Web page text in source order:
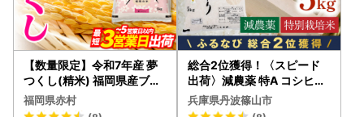
【数量限定】令和7年産 夢
つくし(精米) 福岡県産ブラ
ンド米 10kg (品番:3X11R7)
福岡県赤村
総合2位獲得！〈スピード
出荷〉減農薬 特A コシヒカ
リ 5kg 丹波篠山産 特別栽培
米 こしひかり
兵庫県丹波篠山市